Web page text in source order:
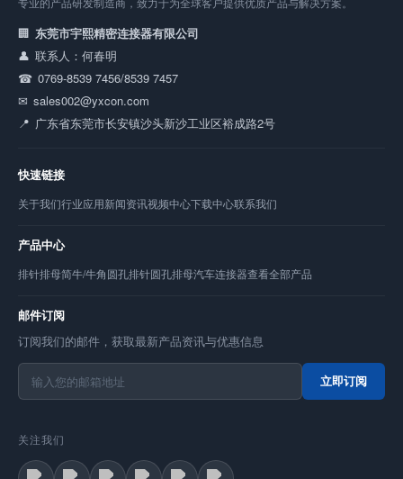
东莞市宇熙精密连接器有限公司
联系人：何春明
0769-8539 7456/8539 7457
sales002@yxcon.com
广东省东莞市长安镇沙头新沙工业区裕成路2号
快速链接
关于我们行业应用新闻资讯视频中心下载中心联系我们
产品中心
排针排母简牛/牛角圆孔排针圆孔排母汽车连接器查看全部产品
邮件订阅
订阅我们的邮件，获取最新产品资讯与优惠信息
立即订阅
关注我们